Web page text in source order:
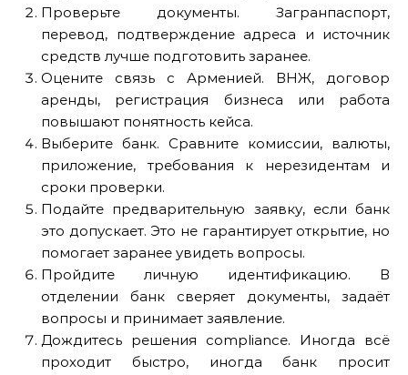
Проверьте документы. Загранпаспорт,
перевод, подтверждение адреса и источник
средств лучше подготовить заранее.
Оцените связь с Арменией. ВНЖ, договор
аренды, регистрация бизнеса или работа
повышают понятность кейса.
Выберите банк. Сравните комиссии, валюты,
приложение, требования к нерезидентам и
сроки проверки.
Подайте предварительную заявку, если банк
это допускает. Это не гарантирует открытие, но
помогает заранее увидеть вопросы.
Пройдите личную идентификацию. В
отделении банк сверяет документы, задаёт
вопросы и принимает заявление.
Дождитесь решения compliance. Иногда всё
проходит быстро, иногда банк просит